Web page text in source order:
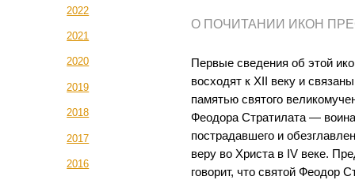
2022
2021
2020
2019
2018
2017
2016
О ПОЧИТАНИИ ИКОН
Первые сведения об этой
восходят к XII веку и
памятью святого
Феодора Стратилата —
пострадавшего и
веру во Христа в IV веке.
говорит, что святой Феодор